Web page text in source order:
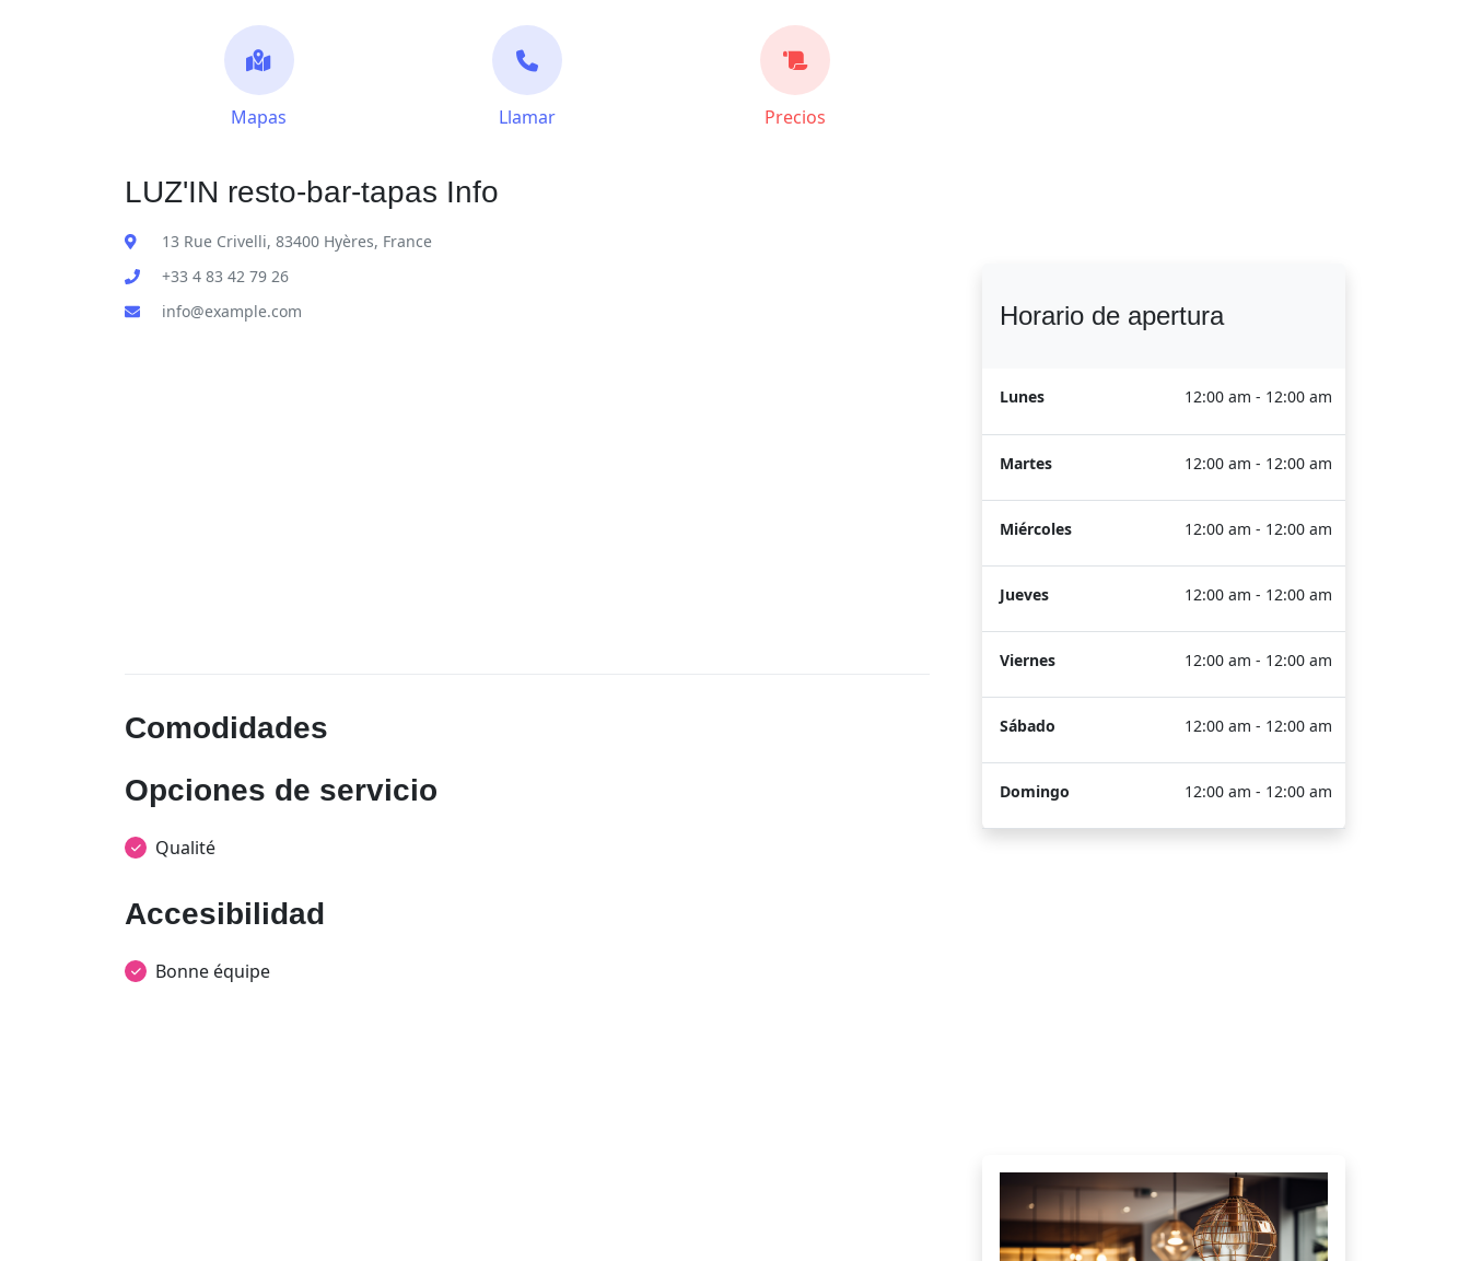
Mapas Llamar Precios
LUZ'IN resto-bar-tapas Info
13 Rue Crivelli, 83400 Hyères, France
+33 4 83 42 79 26
info@example.com
Comodidades
Opciones de servicio
Qualité
Accesibilidad
Bonne équipe
Horario de apertura
Lunes 12:00 am - 12:00 am
Martes 12:00 am - 12:00 am
Miércoles 12:00 am - 12:00 am
Jueves 12:00 am - 12:00 am
Viernes 12:00 am - 12:00 am
Sábado 12:00 am - 12:00 am
Domingo 12:00 am - 12:00 am